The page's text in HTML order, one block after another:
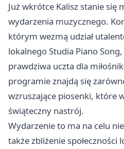
Już wkrótce Kalisz stanie się
wydarzenia muzycznego.
którym wezmą udział
lokalnego Studia Piano
prawdziwa uczta dla
programie znajdą się
wzruszające piosenki, które
świąteczny nastrój.
Wydarzenie to ma na celu
także zbliżenie społeczności